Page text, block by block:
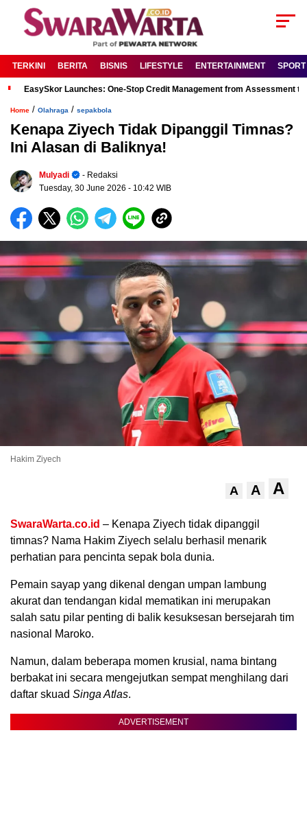
TERKINI BERITA BISNIS LIFESTYLE ENTERTAINMENT SPORT
EasySkor Launches: One-Stop Credit Management from Assessment
Home / Olahraga / sepakbola
Kenapa Ziyech Tidak Dipanggil Timnas?
Ini Alasan di Baliknya!
Mulyadi
- Redaksi
Tuesday, 30 June 2026 - 10:42 WIB
Hakim Ziyech
A A A
SwaraWarta.co.id – Kenapa Ziyech tidak dipanggil
timnas? Nama Hakim Ziyech selalu berhasil menarik
perhatian para pencinta sepak bola dunia.
Pemain sayap yang dikenal dengan umpan lambung
akurat dan tendangan kidal mematikan ini merupakan
salah satu pilar penting di balik kesuksesan bersejarah tim
nasional Maroko.
Namun, dalam beberapa momen krusial, nama bintang
berbakat ini secara mengejutkan sempat menghilang dari
daftar skuad Singa Atlas.
ADVERTISEMENT